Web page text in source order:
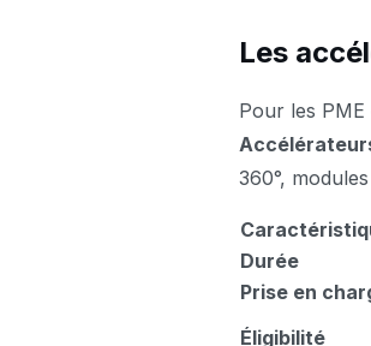
Les
Pour les PME
360°,
Durée
Prise en
Éligibilité